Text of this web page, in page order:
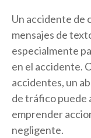
Un accidente de
mensajes de
especialmente
en el accidente.
accidentes, un
de tráfico puede
emprender
negligente.